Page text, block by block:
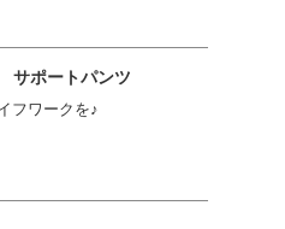
サポートパンツ
フワークを♪